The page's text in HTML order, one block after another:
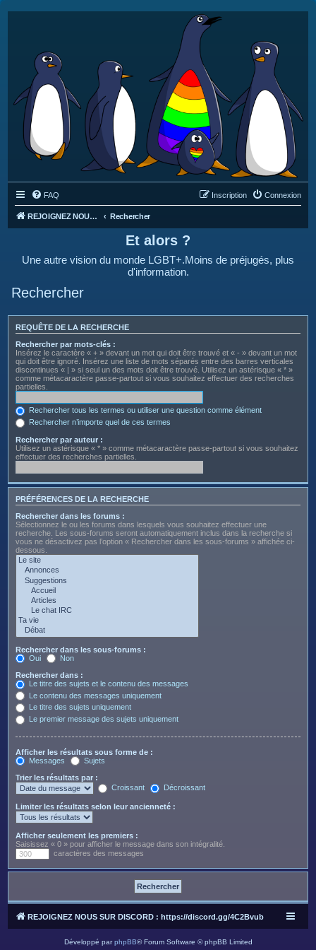
FAQ Connexion
Inscription
REJOIGNEZ NOUS SUR DISCORD : https://discord.gg/4C2Bvub Rechercher
Et alors ?
Une autre vision du monde LGBT+.Moins de préjugés, plus
d'information.
Rechercher
REQUÊTE DE LA RECHERCHE
Rechercher par mots-clés :
Insérez le caractère « + » devant un mot qui doit être trouvé et « - » devant un mot
qui doit être ignoré. Insérez une liste de mots séparés entre des barres verticales
discontinues « | » si seul un des mots doit être trouvé. Utilisez un astérisque « * »
comme métacaractère passe-partout si vous souhaitez effectuer des recherches
partielles.
Rechercher tous les termes ou utiliser une question comme élément
Rechercher n’importe quel de ces termes
Rechercher par auteur :
Utilisez un astérisque « * » comme métacaractère passe-partout si vous souhaitez
effectuer des recherches partielles.
PRÉFÉRENCES DE LA RECHERCHE
Rechercher dans les forums :
Sélectionnez le ou les forums dans lesquels vous souhaitez effectuer une
recherche. Les sous-forums seront automatiquement inclus dans la recherche si
vous ne désactivez pas l’option « Rechercher dans les sous-forums » affichée ci-
dessous.
Rechercher dans les sous-forums :
Oui
Non
Rechercher dans :
Le titre des sujets et le contenu des messages
Le contenu des messages uniquement
Le titre des sujets uniquement
Le premier message des sujets uniquement
Afficher les résultats sous forme de :
Messages
Sujets
Trier les résultats par :
Croissant
Décroissant
Limiter les résultats selon leur ancienneté :
Afficher seulement les premiers :
Saisissez « 0 » pour afficher le message dans son intégralité.
caractères des messages
REJOIGNEZ NOUS SUR DISCORD : https://discord.gg/4C2Bvub
Développé parphpBB® Forum Software © phpBB Limited